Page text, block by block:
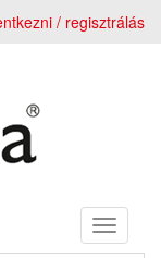
/ regisztrálás
Toggle